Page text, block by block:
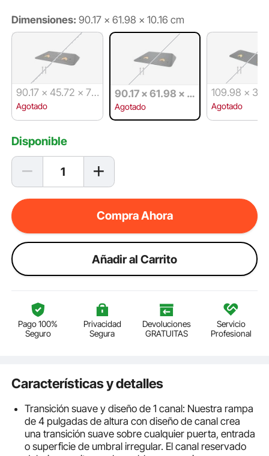
Dimensiones: 90.17 × 61.98 × 10.16 cm
90.17 × 45.72 × 7.
62 cm
Agotado
90.17 × 61.98 × 1
0.16 cm
Agotado
109.98 × 32
cm
Agotado
Disponible
Compra Ahora
Añadir al Carrito
Pago 100%
Seguro
Privacidad
Segura
Devoluciones
GRATUITAS
Servicio
Profesional
Características y detalles
Transición suave y diseño de 1 canal: Nuestra rampa
de 4 pulgadas de altura con diseño de canal crea
una transición suave sobre cualquier puerta, entrada
o superficie de umbral irregular. El canal reservado